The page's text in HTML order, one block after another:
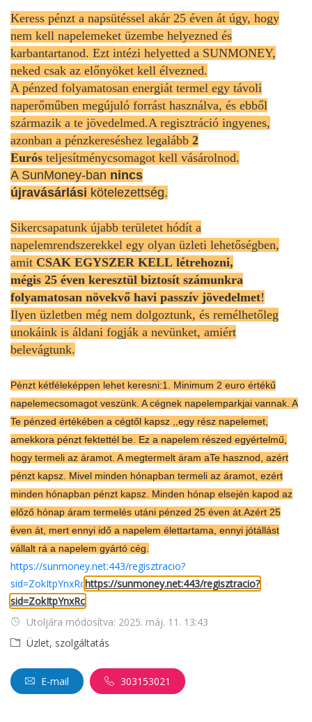
Keress pénzt a napsütéssel akár 25 éven át úgy, hogy
nem kell napelemeket üzembe helyezned és
karbantartanod. Ezt intézi helyetted a SUNMONEY,
neked csak az előnyöket kell élvezned.
A pénzed folyamatosan energiát termel egy távoli
naperőműben megújuló forrást használva, és ebből
származik a te jövedelmed.A regisztráció ingyenes,
azonban a pénzkereséshez legalább 2
Eurós teljesítménycsomagot kell vásárolnod.
A SunMoney-ban nincs
újravásárlási kötelezettség.
Sikercsapatunk újabb területet hódít a
napelemrendszerekkel egy olyan üzleti lehetőségben,
amit CSAK EGYSZER KELL létrehozni,
mégis 25 éven keresztül biztosít számunkra
folyamatosan növekvő havi passzív jövedelmet!
Ilyen üzletben még nem dolgoztunk, és remélhetőleg
unokáink is áldani fogják a nevünket, amiért
belevágtunk.
Pénzt kétféleképpen lehet keresni:1. Minimum 2 euro értékű
napelemecsomagot veszünk. A cégnek napelemparkjai vannak. A
Te pénzed értékében a cégtől kapsz ,,egy rész napelemet,
amekkora pénzt fektettél be. Ez a napelem részed egyértelmű,
hogy termeli az áramot. A megtermelt áram aTe hasznod, azért
pénzt kapsz. Mivel minden hónapban termeli az áramot, ezért
minden hónapban pénzt kapsz. Minden hónap elsején kapod az
előző hónap áram termelés utáni pénzed 25 éven át. Azért 25
éven át, mert ennyi idő a napelem élettartama, ennyi jótállást
vállalt rá a napelem gyártó cég.
https://sunmoney.net:443/regisztracio?
sid=ZokItpYnxRchttps://sunmoney.net:443/regisztracio?
sid=ZokItpYnxRc
Utoljára módosítva: 2025. máj. 11. 13:43
Üzlet, szolgáltatás
E-mail 303153021